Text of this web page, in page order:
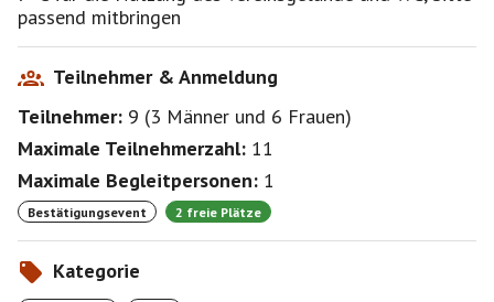
passend mitbringen
Teilnehmer & Anmeldung
Teilnehmer: 9 (3 Männer und 6 Frauen)
Maximale Teilnehmerzahl: 11
Maximale Begleitpersonen: 1
Bestätigungsevent 2 freie Plätze
Kategorie